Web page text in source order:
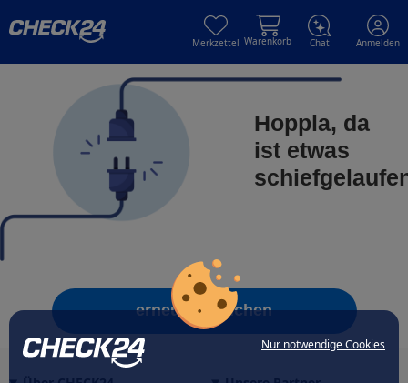
Nur notwendige Cookies
Merkzettel Warenkorb Chat Anmelden
Hoppla, da
ist etwas
erneut versuchen